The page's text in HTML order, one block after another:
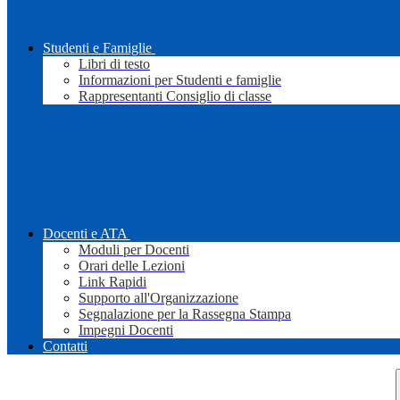
Studenti e Famiglie
Libri di testo
Informazioni per Studenti e famiglie
Rappresentanti Consiglio di classe
Docenti e ATA
Moduli per Docenti
Orari delle Lezioni
Link Rapidi
Supporto all'Organizzazione
Segnalazione per la Rassegna Stampa
Impegni Docenti
Contatti